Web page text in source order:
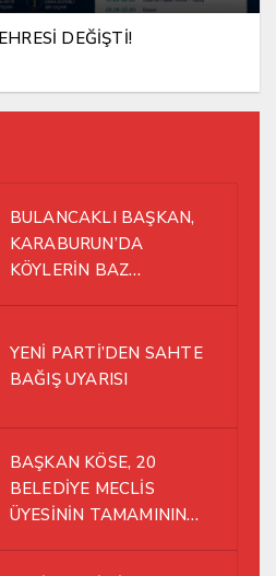
DEĞİŞTİ!
BULANCAKLI BAŞKAN,
KARABURUN’DA
KÖYLERİN BAZ
YENİ PARTİ’DEN SAHTE
BAĞIŞ UYARISI
BAŞKAN KÖSE, 20
BELEDİYE MECLİS
ÜYESİNİN TAMAMININ